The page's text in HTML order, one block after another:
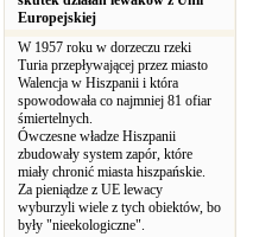
Europejskiej
W 1957 roku w dorzeczu rzeki
Turia przepływającej przez miasto
Walencja w Hiszpanii i która
spowodowała co najmniej 81 ofiar
śmiertelnych.
Ówczesne władze Hiszpanii
zbudowały system zapór, które
miały chronić miasta hiszpańskie.
Za pieniądze z UE lewacy
wyburzyli wiele z tych obiektów, bo
były "nieekologiczne".